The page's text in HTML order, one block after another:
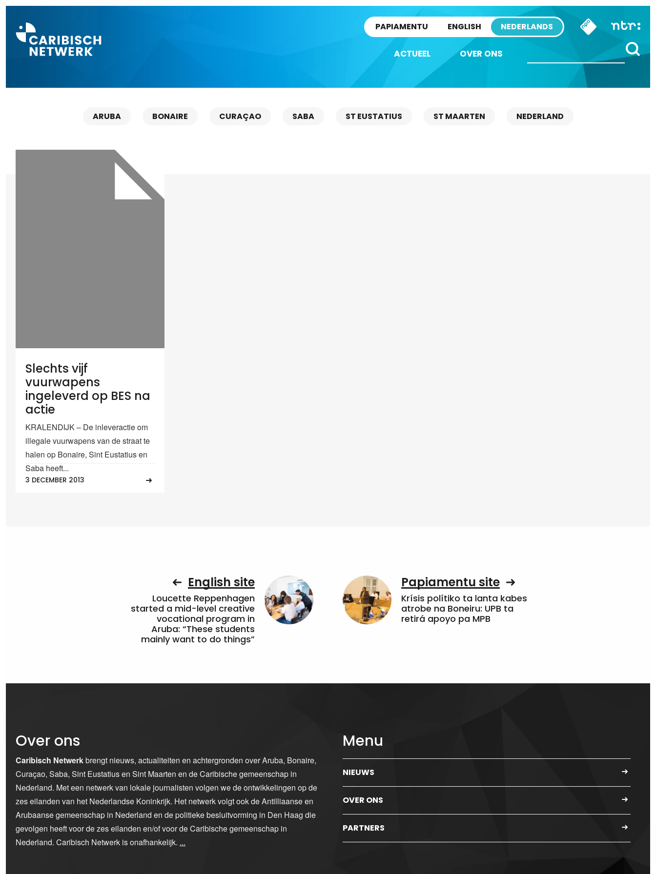
PAPIAMENTU ENGLISH NEDERLANDS
ACTUEEL OVER ONS
ARUBA BONAIRE CURAÇAO SABA ST EUSTATIUS ST MAARTEN NEDERLAND
Slechts vijf
vuurwapens
ingeleverd op BES na
actie
KRALENDIJK – De inleveractie om
illegale vuurwapens van de straat te
halen op Bonaire, Sint Eustatius en
Saba heeft...
3 DECEMBER 2013
English site
Loucette Reppenhagen
started a mid-level creative
vocational program in
Aruba: “These students
mainly want to do things”
Papiamentu site
Krísis polítiko ta lanta kabes
atrobe na Boneiru: UPB ta
retirá apoyo pa MPB
Over ons
Caribisch Netwerkbrengt nieuws, actualiteiten en achtergronden over Aruba, Bonaire,
Curaçao, Saba, Sint Eustatius en Sint Maarten en de Caribische gemeenschap in
Nederland. Met een netwerk van lokale journalisten volgen we de ontwikkelingen op de
zes eilanden van het Nederlandse Koninkrijk. Het netwerk volgt ook de Antilliaanse en
Arubaanse gemeenschap in Nederland en de politieke besluitvorming in Den Haag die
gevolgen heeft voor de zes eilanden en/of voor de Caribische gemeenschap in
Nederland. Caribisch Netwerk is onafhankelijk. ...
Menu
NIEUWS
OVER ONS
PARTNERS